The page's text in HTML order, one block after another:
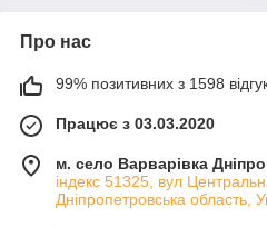
Про нас
99% позитивних з 1598
Працює з 03.03.2020
м. село Варварівка
індекс 51325, вул
Дніпропетровська область,